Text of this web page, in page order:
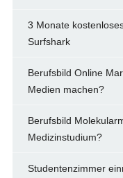
3 Monate
Surfshark
Berufsbild Online
Medien machen?
Berufsbild
Medizinstudium?
Studentenzimmer